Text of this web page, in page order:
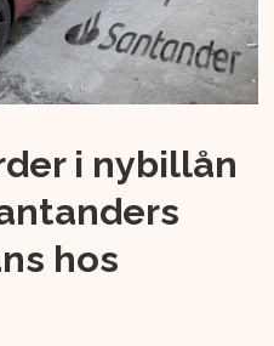
i nybillån
hos